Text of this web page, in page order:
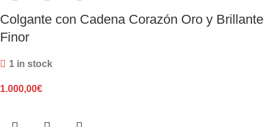
Colgante con Cadena Corazón Oro y Brillante
Finor
1 in stock
1.000,00€